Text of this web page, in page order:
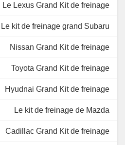
Le Lexus Grand Kit de freinage
Le kit de freinage grand Subaru
Nissan Grand Kit de freinage
Toyota Grand Kit de freinage
Hyudnai Grand Kit de freinage
Le kit de freinage de Mazda
Cadillac Grand Kit de freinage